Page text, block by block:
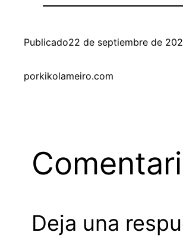
Publicado22 de septiembre de
porkikolameiro.com
Deja una